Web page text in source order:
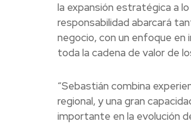
la expansión estratégica a
responsabilidad abarcará
negocio, con un enfoque en
toda la cadena de valor de
“Sebastián combina
regional, y una gran
importante en la evolución